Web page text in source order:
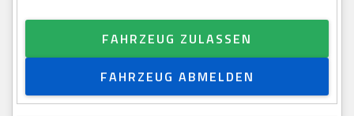
FAHRZEUG ZULASSEN
FAHRZEUG ABMELDEN